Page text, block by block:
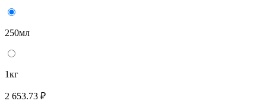
250мл
1кг
2 653.73 ₽